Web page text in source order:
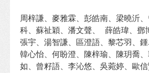
周梓謙、麥雅霖、彭皓南、梁曉沂
科、蘇祉穎、潘文聲、 薛皓瑋、鄧
張宇、湯智謙、區澄語、黎芯羽、鍾
韓心怡、何盼澄、陳梓瑜、陳玥喬
如、曾籽語、李沁悠、吳菀婷、歐